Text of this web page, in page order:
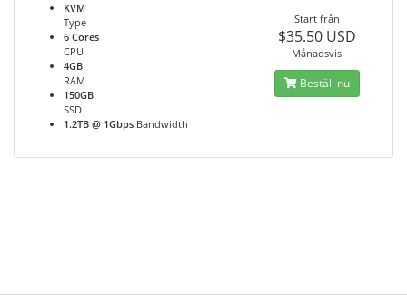
KVM
Type
6 Cores
CPU
4GB
RAM
150GB
SSD
1.2TB @ 1Gbps Bandwidth
Start från
$35.50 USD
Månadsvis
Beställ nu